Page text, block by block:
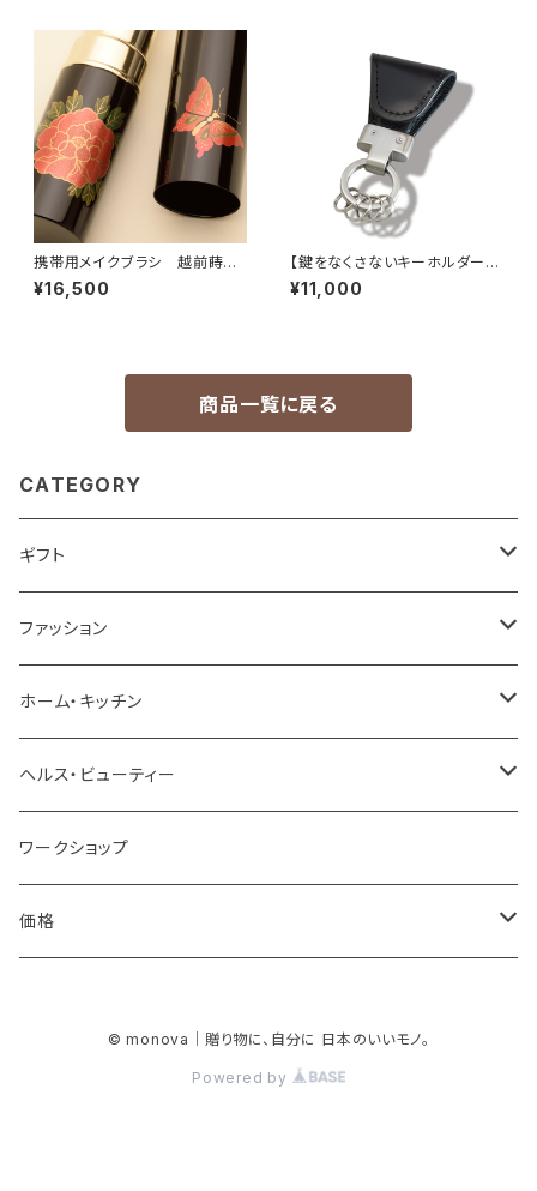
携帯用メイクブラシ 越前蒔絵
×熊野筆 牡丹と蝶
¥16,500
【鍵をなくさないキーホルダー】
Key Clip cordovan black
¥11,000
商品一覧に戻る
CATEGORY
ギフト
ベストセラーギフト
プチギフト
お祝い
結婚祝い
誕生祝い
新生活・引越祝い
お礼・お返し
お礼
贈る相手
ファッション
バッグ
財布＆キーケース＆カードケース
腕時計＆ファッション小物
スカーフ＆マスク
ホーム・キッチン
家具＆収納
インテリア雑貨
ラグ＆マット
ヘルス・ビューティー
スキンケア
ボディケア
ワークショップ
価格
© monova｜贈り物に、自分に 日本のいいモノ。
Powered by